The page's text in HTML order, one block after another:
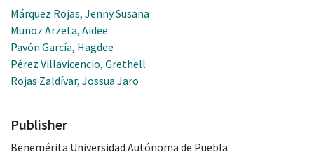
Márquez Rojas, Jenny Susana
Muñoz Arzeta, Aidee
Pavón García, Hagdee
Pérez Villavicencio, Grethell
Rojas Zaldívar, Jossua Jaro
Publisher
Benemérita Universidad Autónoma de Puebla